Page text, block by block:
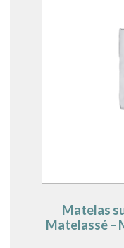
Matelas
Matelassé –